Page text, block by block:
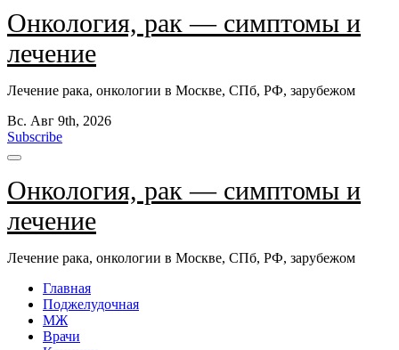
Онкология, рак — симптомы и
лечение
Лечение рака, онкологии в Москве, СПб, РФ, зарубежом
Вс. Авг 9th, 2026
Subscribe
Онкология, рак — симптомы и
лечение
Лечение рака, онкологии в Москве, СПб, РФ, зарубежом
Главная
Поджелудочная
МЖ
Врачи